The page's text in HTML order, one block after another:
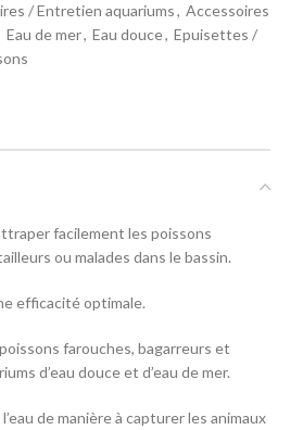
/ Entretien aquariums, Accessoires
Eau de mer, Eau douce, Epuisettes /
facilement les poissons
ou malades dans le bassin.
efficacité optimale.
farouches, bagarreurs et
d’eau douce et d’eau de mer.
de manière à capturer les animaux